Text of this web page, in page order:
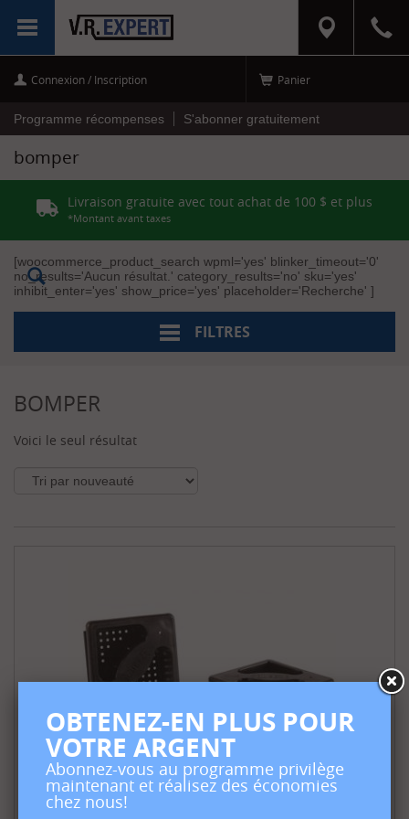
MENU
Connexion / Inscription Panier
Programme récompenses S'abonner gratuitement
bomper
Livraison gratuite avec tout achat de 100 $ et plus
*Montant avant taxes
[woocommerce_product_search wpml='yes' blinker_timeout='0'
no_results='Aucun résultat.' category_results='no' sku='yes'
inhibit_enter='yes' show_price='yes' placeholder='Recherche' ]
FILTRES
RÉINITIALISER
LES FILTRES
C
t
é
o
QUINCAILLERIE
(1)
M
s
BOMPER
Voici le seul résultat
Capuchon de Pare-Chocs
OBTENEZ-EN PLUS POUR
VOTRE ARGENT
Abonnez-vous au programme privilège
maintenant et réalisez des économies
chez nous!